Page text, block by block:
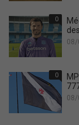
0
08/
0
08/